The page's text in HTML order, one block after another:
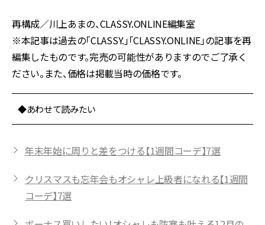
再構成／川上あまの、CLASSY.ONLINE編集室
※本記事は過去の「CLASSY.」「CLASSY.ONLINE」の記事を再
編集したものです。完売の可能性がありますのでご了承く
ださい。また、価格は掲載当時の価格です。
◆あわせて読みたい
年末年始に周りと差をつける【1週間コーデ】7選
クリスマスも忘年会もオシャレ上級者になれる【1週間
コーデ】7選